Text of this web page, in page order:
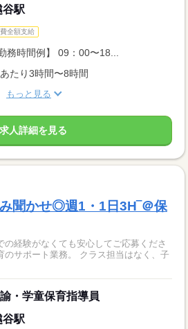
谷駅
全額支給
務時間例】 09：00〜18...
たり3時間〜8時間
もっと見る
求人詳細を見る
聞かせ◎週1・1日3H‾＠保
経験がなくても安心してご応募くださ
・学童保育指導員
谷駅